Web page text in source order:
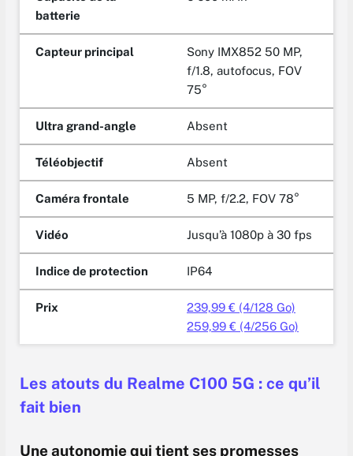
batterie
Capteur principal
Sony IMX852 50 MP,
f/1.8, autofocus, FOV
75°
Ultra grand-angle Absent
Téléobjectif Absent
Caméra frontale 5 MP, f/2.2, FOV 78°
Vidéo Jusqu’à 1080p à 30 fps
Indice de protection IP64
Prix
239,99 € (4/128 Go)
259,99 € (4/256 Go)
Les atouts du Realme C100 5G : ce qu’il
fait bien
Une autonomie qui tient ses promesses